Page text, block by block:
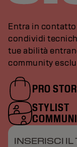
Entra in
condividi
tue abilità
community
PRO
STYLIST
INSERISCI